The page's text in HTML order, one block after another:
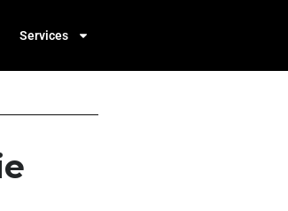
Services